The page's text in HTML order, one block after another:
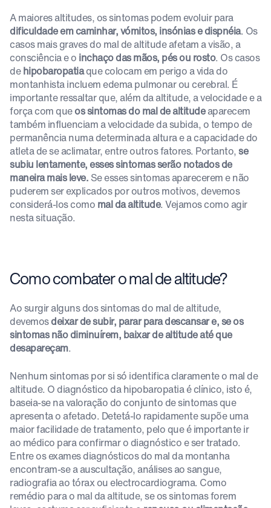
A maiores altitudes, os sintomas podem evoluir para
dificuldade em caminhar, vómitos, insónias e dispnéia. Os
casos mais graves do mal de altitude afetam a visão, a
consciência e o inchaço das mãos, pés ou rosto. Os casos
dehipobaropatiaque colocam em perigo a vida do
montanhista incluem edema pulmonar ou cerebral. É
importante ressaltar que, além da altitude, a velocidade e a
força com queos sintomas do mal de altitudeaparecem
também influenciam a velocidade da subida, o tempo de
permanência numa determinada altura e a capacidade do
atleta de se aclimatar, entre outros fatores. Portanto,se
subiu lentamente, esses sintomas serão notados de
maneira mais leve. Se esses sintomas aparecerem e não
puderem ser explicados por outros motivos, devemos
considerá-los como mal da altitude. Vejamos como agir
nesta situação.
Como combater o mal de altitude?
Ao surgir alguns dos sintomas do mal de altitude,
devemosdeixar de subir, parar para descansar e, se os
sintomas não diminuírem, baixar de altitude até que
desapareçam.
Nenhum sintomas por si só identifica claramente o mal de
altitude. O diagnóstico da hipobaropatia é clínico, isto é,
baseia-se na valoração do conjunto de sintomas que
apresenta o afetado. Detetá-lo rapidamente supõe uma
maior facilidade de tratamento, pelo que é importante ir
ao médico para confirmar o diagnóstico e ser tratado.
Entre os exames diagnósticos do mal da montanha
encontram-se a auscultação, análises ao sangue,
radiografia ao tórax ou electrocardiograma. Como
remédio para o mal da altitude, se os sintomas forem